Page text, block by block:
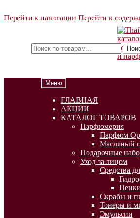
Перейти к навигации Перейти к
Меню
ГЛАВНАЯ
АКЦИИ
КАТАЛОГ ТОВАРОВ
Парфюмерия
Парфюм
Масляный
Подарочные
Уход за лицом
Средства
Скрабы и
Тонеры и
Эмульсии